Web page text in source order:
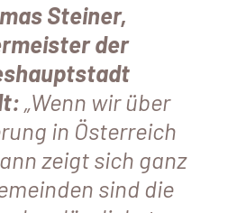
Steiner,
der
„Wenn wir über
in Österreich
zeigt sich ganz
sind die